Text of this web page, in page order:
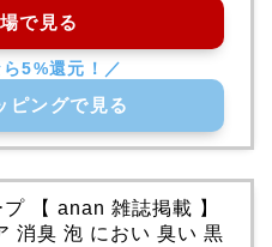
で見る
ピングで見る
【 anan 雑誌掲載 】
消臭 泡 におい 臭い 黒